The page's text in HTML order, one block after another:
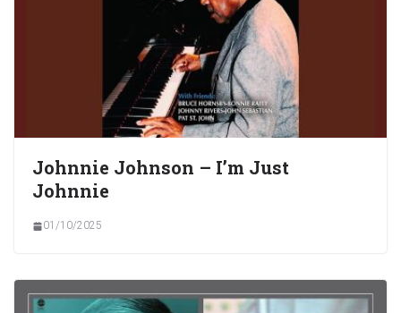
Johnnie Johnson – I’m Just
Johnnie
01/10/2025